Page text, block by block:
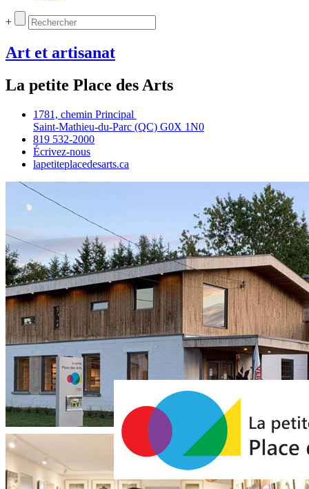
+
Art et artisanat
La petite Place des Arts
1781, chemin Principal
Saint‑Mathieu‑du‑Parc (QC) G0X 1N0
819 532‑2000
Écrivez‑nous
lapetiteplacedesarts.ca